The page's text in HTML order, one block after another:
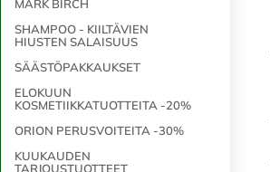
MARK BIRCH
SHAMPOO - KIILTÄVIEN
HIUSTEN SALAISUUS
SÄÄSTÖPAKKAUKSET
ELOKUUN
KOSMETIIKKATUOTTEITA -20%
ORION PERUSVOITEITA -30%
KUUKAUDEN
TARJOUSTUOTTEET